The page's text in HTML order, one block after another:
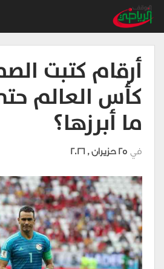
أرقام كتبت
كأس العالم
ما أبرزها؟
في 25 حزيران , 2026